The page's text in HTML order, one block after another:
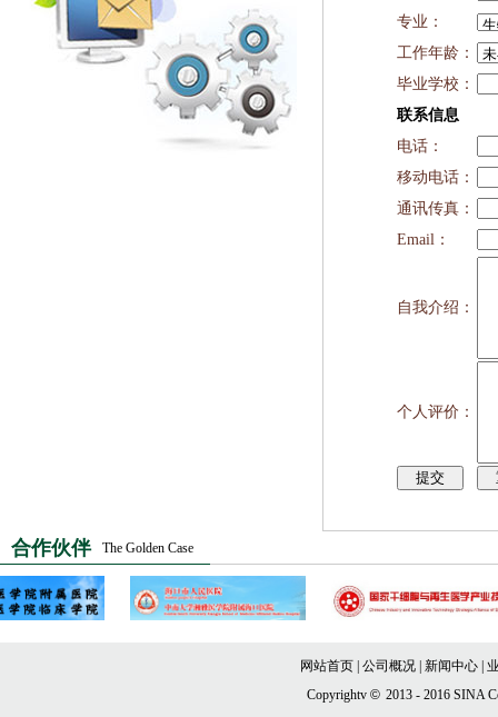
专业：
工作年龄：
毕业学校：
联系信息
电话：
移动电话：
通讯传真：
Email：
自我介绍：
个人评价：
合作伙伴 The Golden Case
网站首页 公司概况 新闻中心
Copyrightv© 2013 - 2016 SINA